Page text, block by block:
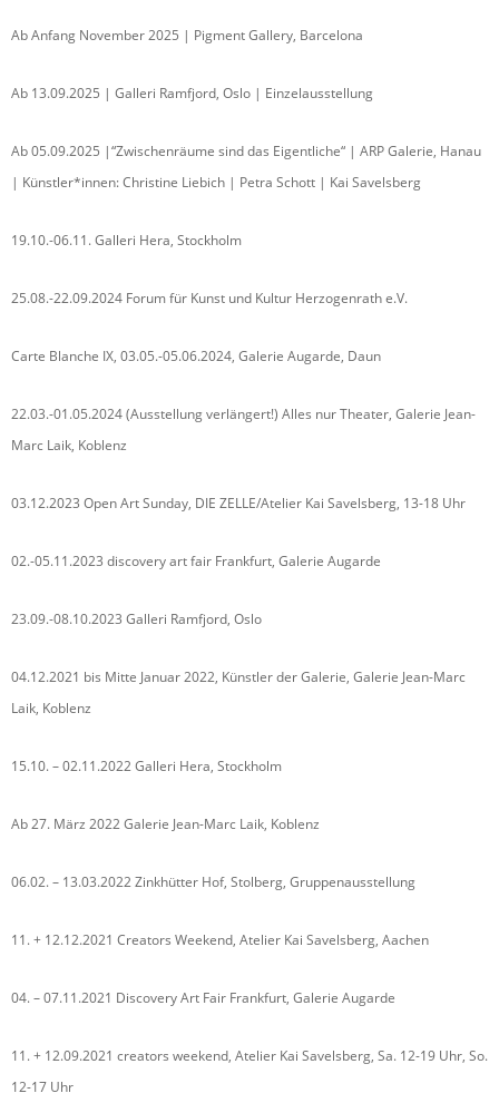
Ab Anfang November 2025 | Pigment Gallery, Barcelona
Ab 13.09.2025 | Galleri Ramfjord, Oslo | Einzelausstellung
Ab 05.09.2025 |“Zwischenräume sind das Eigentliche“ | ARP Galerie, Hanau
| Künstler*innen: Christine Liebich | Petra Schott | Kai Savelsberg
19.10.-06.11. Galleri Hera, Stockholm
25.08.-22.09.2024 Forum für Kunst und Kultur Herzogenrath e.V.
Carte Blanche IX, 03.05.-05.06.2024, Galerie Augarde, Daun
22.03.-01.05.2024 (Ausstellung verlängert!) Alles nur Theater, Galerie Jean-
Marc Laik, Koblenz
03.12.2023 Open Art Sunday, DIE ZELLE/Atelier Kai Savelsberg, 13-18 Uhr
02.-05.11.2023 discovery art fair Frankfurt, Galerie Augarde
23.09.-08.10.2023 Galleri Ramfjord, Oslo
04.12.2021 bis Mitte Januar 2022, Künstler der Galerie, Galerie Jean-Marc
Laik, Koblenz
15.10. – 02.11.2022 Galleri Hera, Stockholm
Ab 27. März 2022 Galerie Jean-Marc Laik, Koblenz
06.02. – 13.03.2022 Zinkhütter Hof, Stolberg, Gruppenausstellung
11. + 12.12.2021 Creators Weekend, Atelier Kai Savelsberg, Aachen
04. – 07.11.2021 Discovery Art Fair Frankfurt, Galerie Augarde
11. + 12.09.2021 creators weekend, Atelier Kai Savelsberg, Sa. 12-19 Uhr, So.
12-17 Uhr